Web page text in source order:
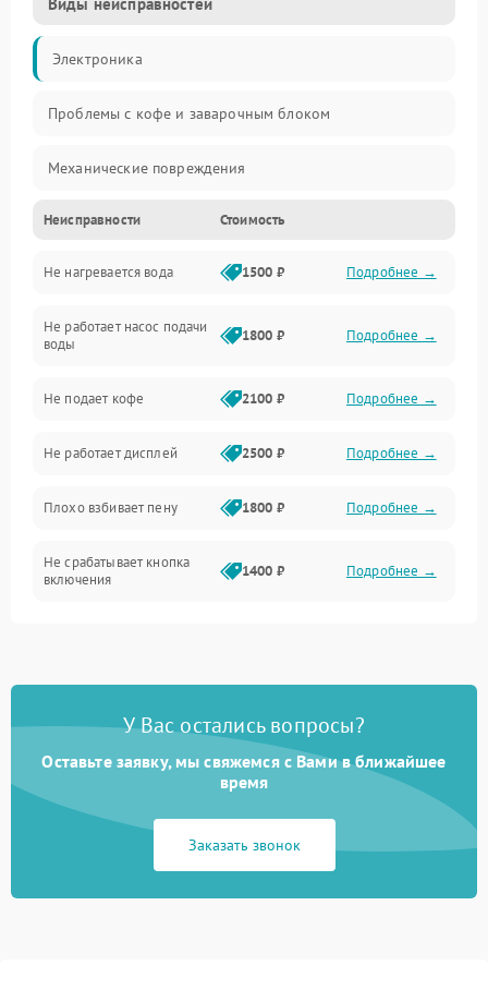
Электроника
Проблемы с кофе и заварочным блоком
Механические повреждения
Прочие неисправности
Включение и работа
Проблемы с водой
Проблемы с капучинатором и паром
Управление и электроника
Программное обеспечение
Неисправности Стоимость
Не нагревается вода 1500 ₽ Подробнее →
Не работает насос подачи
воды
1800 ₽ Подробнее →
Не подает кофе 2100 ₽ Подробнее →
Не работает дисплей 2500 ₽ Подробнее →
Плохо взбивает пену 1800 ₽ Подробнее →
Не срабатывает кнопка
включения
1400 ₽ Подробнее →
Постоянные сбои в работе 1500 ₽ Подробнее →
У Вас остались вопросы?
Оставьте заявку, мы свяжемся с Вами в ближайшее
время
Заказать звонок